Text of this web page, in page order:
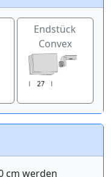
Endstück
Convex